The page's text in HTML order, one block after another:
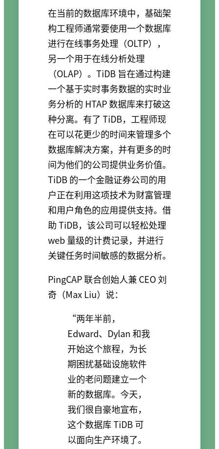
在当前的数据库环境中，基础架
构工程师通常要使用一个数据库
进行在线事务处理（OLTP），
另一个用于在线分析处理
（OLAP）。TiDB 旨在通过构建
一个基于实时事务数据的实时业
务分析的 HTAP 数据库来打破这
种分离。有了 TiDB，工程师现
在可以花更少的时间来管理多个
数据库解决方案，并有更多的时
间为他们的公司提供业务价值。
TiDB 的一个金融证券公司的用
户正在利用这项技术为财富管理
和用户角色的应用提供支持。借
助 TiDB，该公司可以轻松处理
web 量级的计费记录，并进行
关键任务时间敏感的数据分析。
PingCAP 联合创始人兼 CEO 刘
奇（Max Liu）说：
“两年半前，
Edward、Dylan 和我
开始这个旅程，为长
期困扰基础设施软件
业的老问题建立一个
新的数据库。今天，
我们很自豪地宣布，
这个数据库 TiDB 可
以面向生产环境了。